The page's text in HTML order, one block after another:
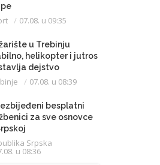
07.08. u 09:35
u Trebinju
helikopter i jutros
dejstvo
07.08. u 08:39
besplatni
za sve osnovce
Srpska
u 08:36